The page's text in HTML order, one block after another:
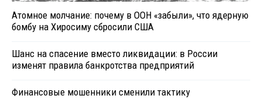
Атомное молчание: почему в ООН «забыли», что ядерную
бомбу на Хиросиму сбросили США
Шанс на спасение вместо ликвидации: в России
изменят правила банкротства предприятий
Финансовые мошенники сменили тактику